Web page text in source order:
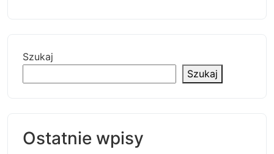
Szukaj
Szukaj
Ostatnie wpisy